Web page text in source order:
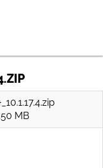
MB